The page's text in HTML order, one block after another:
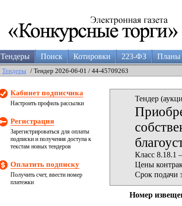
Тендеры Поиск Котировки 223-ФЗ Планы
Тендеры / Тендер 2026-06-01 / 44-45709263
Кабинет подписчика
Настроить профиль рассылки
Регистрация
Зарегистрироваться для оплаты
подписки и получения доступа к
текстам новых тендеров
Оплатить подписку
Получить счет, ввести номер
платежки
Тендер
Класс 8.18.1
Цены
Срок подачи
Номер